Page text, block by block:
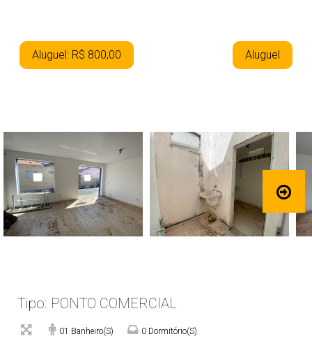
Aluguel: R$ 800,00 Aluguel
Tipo: PONTO COMERCIAL
01 Banheiro(s) 0 Dormitório(s)